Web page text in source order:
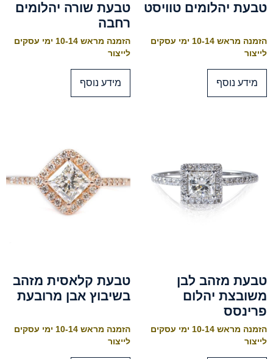
טבעת יהלומים טוויסט
הזמנה מראש 10-14 ימי עסקים
לייצור
מידע נוסף
טבעת שורה יהלומים
רחבה
הזמנה מראש 10-14 ימי עסקים
לייצור
מידע נוסף
טבעת מזהב לבן
משובצת יהלום
פרינסס
הזמנה מראש 10-14 ימי עסקים
לייצור
טבעת קלאסית מזהב
בשיבוץ אבן מרובעת
הזמנה מראש 10-14 ימי עסקים
לייצור